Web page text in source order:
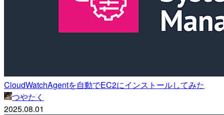
CloudWatchAgentを自動でEC2にインストールしてみた
つやたく
2025.08.01